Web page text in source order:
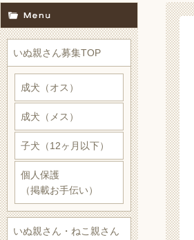
いぬ親さん募集TOP
成犬（オス）
成犬（メス）
子犬（12ヶ月以下）
個人保護
（掲載お手伝い）
いぬ親さん・ねこ親さん